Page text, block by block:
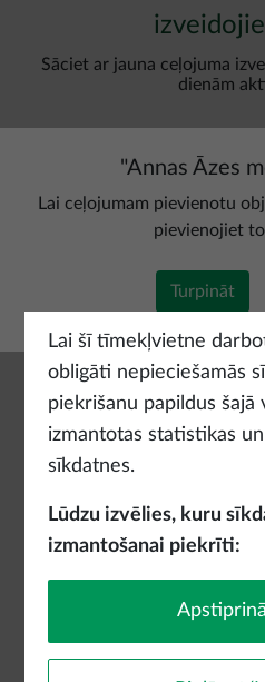
Sāciet ar jauna ceļojuma
dienām
Pievienot
"Annas Āzes
Lai ceļojumam pievienotu
pievienojiet
Turpināt
Lai šī tīmekļvietne
obligāti nepieciešamās
piekrišanu papildus
izmantotas statistikas
sīkdatnes.
Lūdzu izvēlies, kuru
izmantošanai piekrīti: